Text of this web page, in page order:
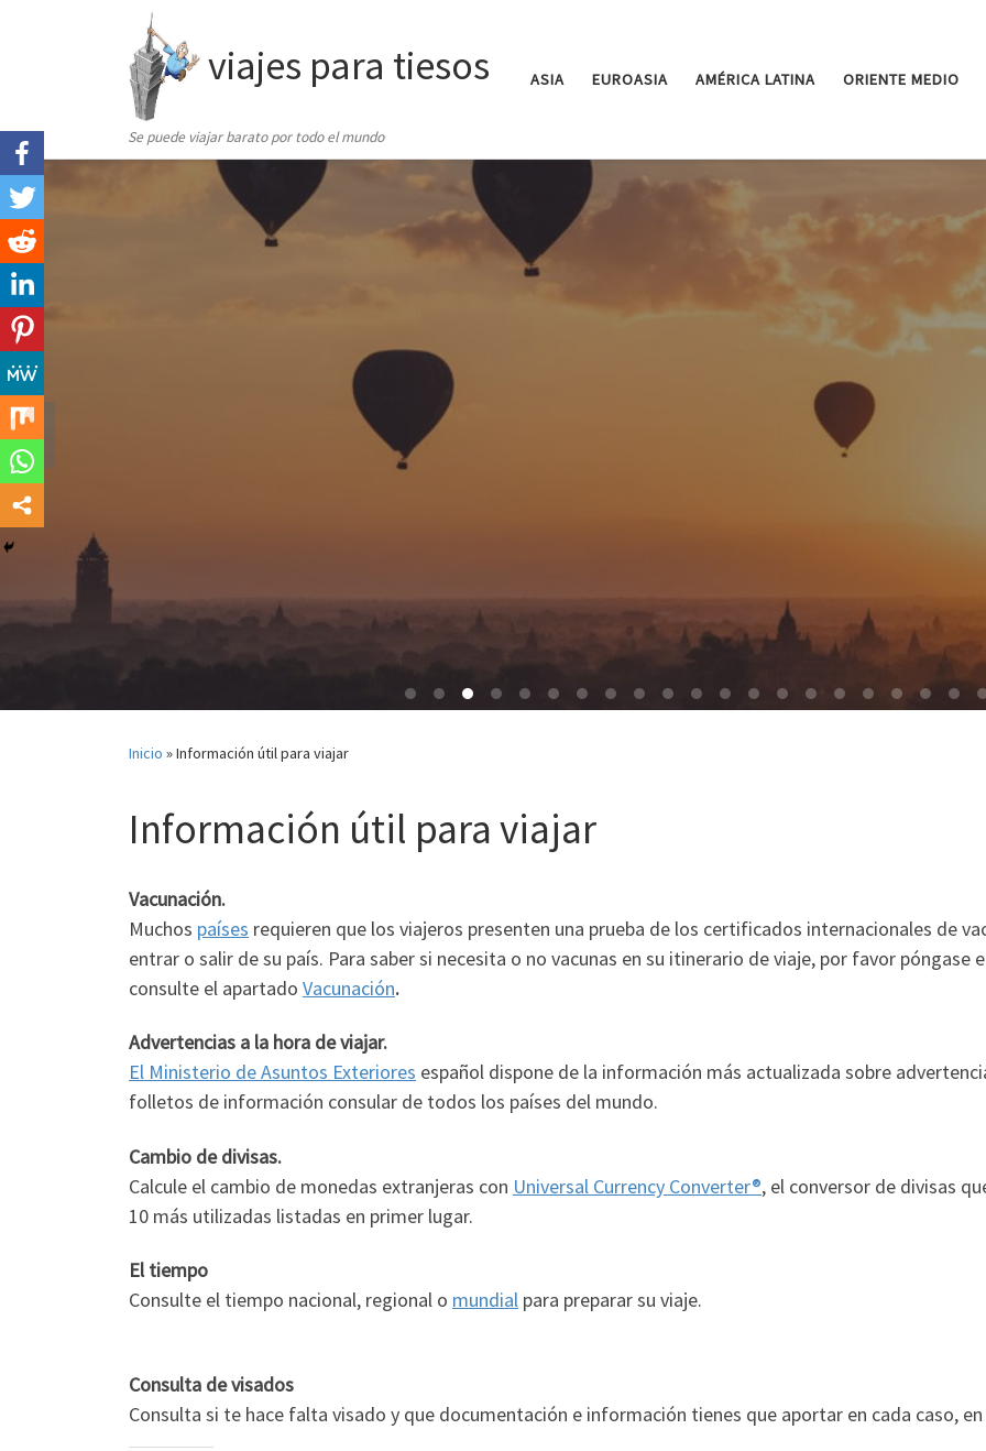
Saltar al contenido
viajes para tiesos
Se puede viajar barato por todo el mundo
ASIA EUROASIA AMÉRICA LATINA ORIENTE MEDIO
Inicio »Información útil para viajar
Información útil para viajar
Vacunación.
Muchos países requieren que los viajeros presenten una prueba de los certificados internacionales de
entrar o salir de su país. Para saber si necesita o no vacunas en su itinerario de viaje, por favor póngase
consulte el apartado Vacunación.
Advertencias a la hora de viajar.
El Ministerio de Asuntos Exteriores español dispone de la información más actualizada sobre
folletos de información consular de todos los países del mundo.
Cambio de divisas.
Calcule el cambio de monedas extranjeras con Universal Currency Converter®, el conversor de divisas
10 más utilizadas listadas en primer lugar.
El tiempo
Consulte el tiempo nacional, regional o mundial para preparar su viaje.
Consulta de visados
Consulta si te hace falta visado y que documentación e información tienes que aportar en cada caso,